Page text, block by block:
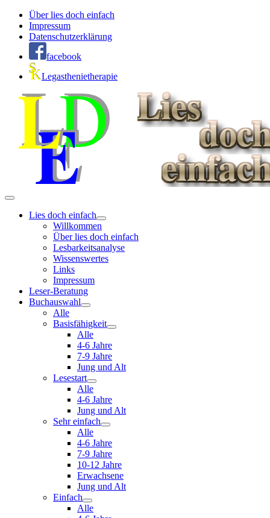
Über lies doch einfach
Impressum
Datenschutzerklärung
facebook
Legasthenietherapie
Lies doch einfach
Willkommen
Über lies doch einfach
Lesbarkeitsanalyse
Wissenswertes
Links
Impressum
Leser-Beratung
Buchauswahl
Alle
Basisfähigkeit
Alle
4-6 Jahre
7-9 Jahre
Jung und Alt
Lesestart
Alle
4-6 Jahre
Jung und Alt
Sehr einfach
Alle
4-6 Jahre
7-9 Jahre
10-12 Jahre
Erwachsene
Jung und Alt
Einfach
Alle